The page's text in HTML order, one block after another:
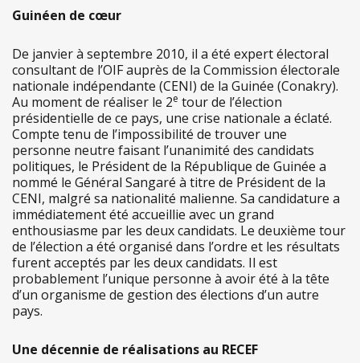
Guinéen de cœur
De janvier à septembre 2010, il a été expert électoral
consultant de l’OIF auprès de la Commission électorale
nationale indépendante (CENI) de la Guinée (Conakry).
Au moment de réaliser le 2e tour de l’élection
présidentielle de ce pays, une crise nationale a éclaté.
Compte tenu de l’impossibilité de trouver une
personne neutre faisant l’unanimité des candidats
politiques, le Président de la République de Guinée a
nommé le Général Sangaré à titre de Président de la
CENI, malgré sa nationalité malienne. Sa candidature a
immédiatement été accueillie avec un grand
enthousiasme par les deux candidats. Le deuxième tour
de l’élection a été organisé dans l’ordre et les résultats
furent acceptés par les deux candidats. Il est
probablement l’unique personne à avoir été à la tête
d’un organisme de gestion des élections d’un autre
pays.
Une décennie de réalisations au RECEF